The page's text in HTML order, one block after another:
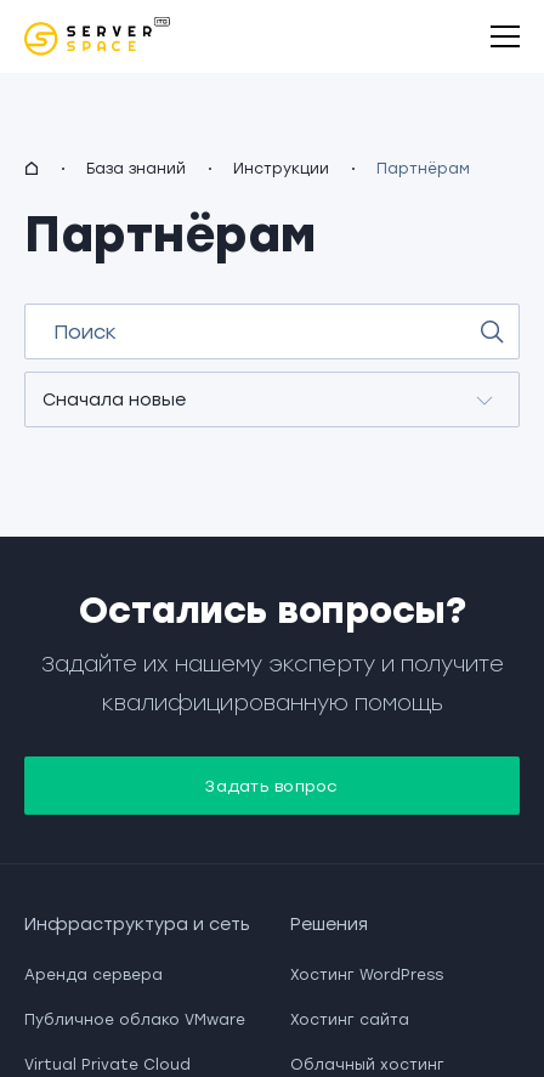
База знаний Инструкции Партнёрам
Партнёрам
Сначала новые
Остались вопросы?
Задайте их нашему эксперту и получите
квалифицированную помощь
Задать вопрос
Инфраструктура и сеть
Аренда сервера
Публичное облако VMware
Virtual Private Cloud
Решения
Хостинг WordPress
Хостинг сайта
Облачный хостинг